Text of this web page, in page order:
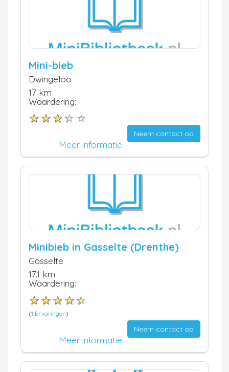
Mini-bieb
Dwingeloo
17 km
Waardering:
Neem contact op
Meer informatie
Minibieb in Gasselte (Drenthe)
Gasselte
17.1 km
Waardering:
(1 Ervaringen)
Neem contact op
Meer informatie